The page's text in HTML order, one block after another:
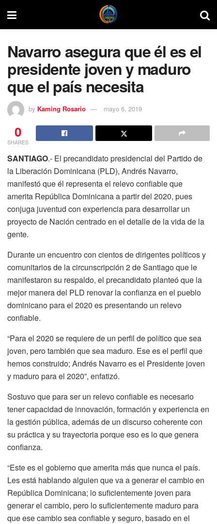
Navarro asegura que él es el
presidente joven y maduro
que el país necesita
by Kaming Rosario mayo 6, 2019
0
SHARES
SANTIAGO.- El precandidato presidencial del Partido de
la Liberación Dominicana (PLD), Andrés Navarro,
manifestó que él representa el relevo confiable que
amerita República Dominicana a partir del 2020, pues
conjuga juventud con experiencia para desarrollar un
proyecto de Nación centrado en el detalle de la vida de la
gente.
Durante un encuentro con cientos de dirigentes políticos y
comunitarios de la circunscripción 2 de Santiago que le
manifestaron su respaldo, el precandidato planteó que la
mejor manera del PLD renovar la confianza en el pueblo
dominicano para el 2020 es presentando un relevo
confiable.
“Para el 2020 se requiere de un perfil de político que sea
joven, pero también que sea maduro. Ese es el perfil que
hemos construido; Andrés Navarro es el Presidente joven
y maduro para el 2020”, enfatizó.
Sostuvo que para ser un relevo confiable es necesario
tener capacidad de innovación, formación y experiencia en
la gestión pública, además de un discurso coherente con
su práctica y su trayectoria porque eso es lo que genera
confianza.
“Este es el gobierno que amerita más que nunca el país.
Les está hablando alguien que va a generar el cambio en
República Dominicana; lo suficientemente joven para
generar el cambio, pero lo suficientemente maduro para
que ese cambio sea confiable y seguro, basado en el